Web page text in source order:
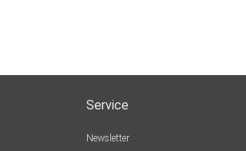
Service
Newsletter